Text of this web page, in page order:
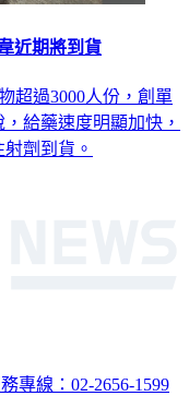
近期將到貨
超過3000人份，創單
給藥速度明顯加快，
劑到貨。
專線：02-2656-1599